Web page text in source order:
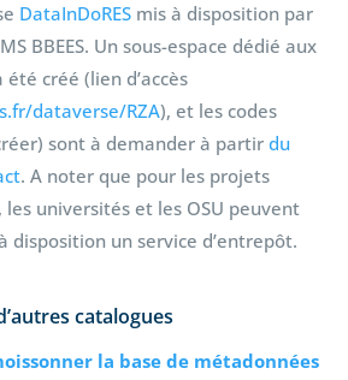
DataInDoRES mis à disposition par
BBEES. Un sous-espace dédié aux
été créé (lien d’accès
dataverse/RZA), et les codes
sont à demander à partirdu
. A noter que pour les projets
universités et les OSU peuvent
disposition un service d’entrepôt.
catalogues
la base de métadonnées